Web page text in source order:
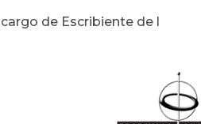
cargo de Escribiente de l